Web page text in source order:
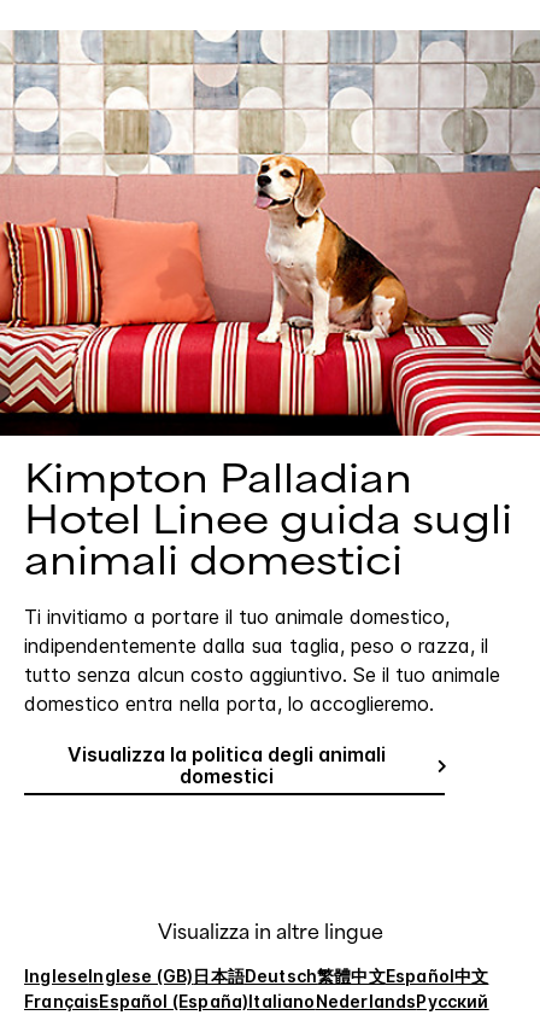
Kimpton Palladian
Hotel
Linee guida sugli
animali domestici
Ti invitiamo a portare il tuo animale domestico,
indipendentemente dalla sua taglia, peso o razza, il
tutto senza alcun costo aggiuntivo. Se il tuo animale
domestico entra nella porta, lo accoglieremo.
Visualizza la politica degli animali
domestici
Visualizza in altre lingue
IngleseInglese (GB)日本語Deutsch繁體中文Español中文
FrançaisEspañol (España)ItalianoNederlandsРусский